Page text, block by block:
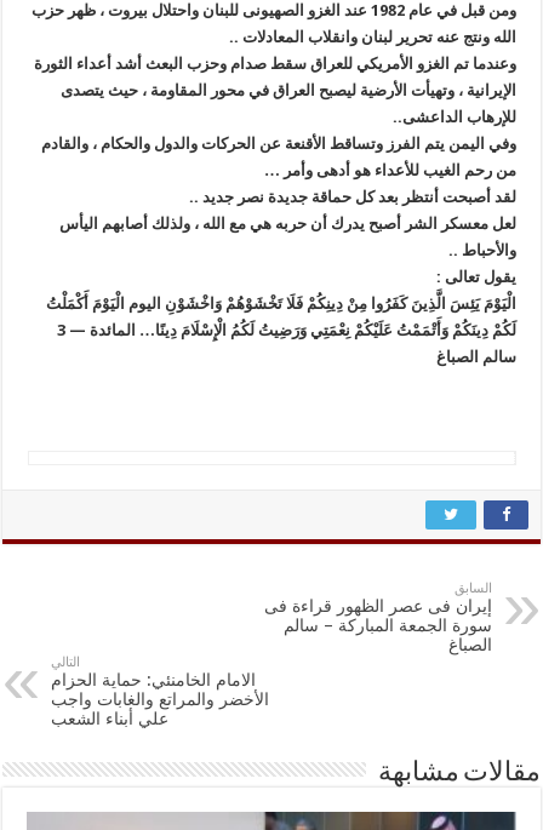
ومن قبل في عام 1982 عند الغزو الصهيونى للبنان واحتلال بيروت ، ظهر حزب
الله ونتج عنه تحرير لبنان وانقلاب المعادلات ..
وعندما تم الغزو الأمريكي للعراق سقط صدام وحزب البعث أشد أعداء الثورة
الإيرانية ، وتهيأت الأرضية ليصبح العراق في محور المقاومة ، حيث يتصدى
للإرهاب الداعشى..
وفي اليمن يتم الفرز وتساقط الأقنعة عن الحركات والدول والحكام ، والقادم
من رحم الغيب للأعداء هو أدهى وأمر …
لقد أصبحت أنتظر بعد كل حماقة جديدة نصر جديد ..
لعل معسكر الشر أصبح يدرك أن حربه هي مع الله ، ولذلك أصابهم اليأس
والأحباط ..
يقول تعالى :
الْيَوْمَ يَئِسَ الَّذِينَ كَفَرُوا مِنْ دِينِكُمْ فَلَا تَخْشَوْهُمْ وَاخْشَوْنِ اليوم الْيَوْمَ أَكْمَلْتُ
لَكُمْ دِينَكُمْ وَأَتْمَمْتُ عَلَيْكُمْ نِعْمَتِي وَرَضِيتُ لَكُمُ الْإِسْلَامَ دِينًا… المائدة — 3
سالم الصباغ
السابق
إيران فى عصر الظهور قراءة فى
سورة الجمعة المباركة – سالم
الصباغ
التالي
الامام الخامنئي: حماية الحزام
الأخضر والمراتع والغابات واجب
علي أبناء الشعب
مقالات مشابهة